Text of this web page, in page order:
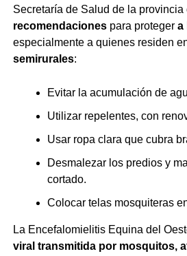
Secretaría de Salud de la provincia
recomendacionespara proteger a
especialmente a quienes residen
semirurales:
Evitar la acumulación de
Utilizar repelentes, con
Usar ropa clara que cubra
Desmalezar los predios y
cortado.
Colocar telas mosquiteras
La Encefalomielitis Equina del
viral transmitida por mosquitos,